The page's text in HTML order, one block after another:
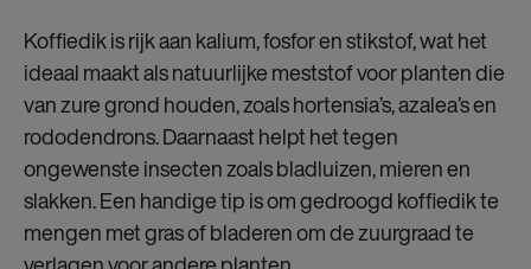
Koffiedik is rijk aan kalium, fosfor en stikstof, wat het
ideaal maakt als natuurlijke meststof voor planten die
van zure grond houden, zoals hortensia’s, azalea’s en
rododendrons. Daarnaast helpt het tegen
ongewenste insecten zoals bladluizen, mieren en
slakken. Een handige tip is om gedroogd koffiedik te
mengen met gras of bladeren om de zuurgraad te